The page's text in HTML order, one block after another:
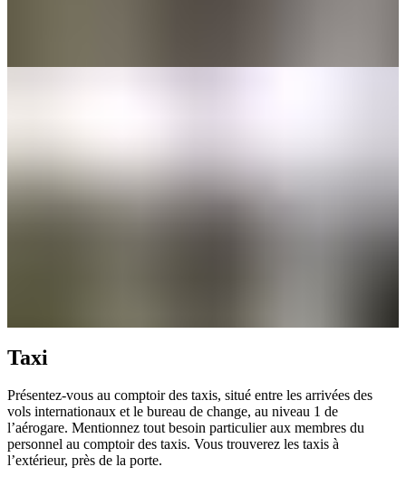
et
automatiques
Services
frontaliers
Observer
les
avions
Taxi
Présentez-vous au comptoir des taxis, situé entre les arrivées des
vols internationaux et le bureau de change, au niveau 1 de
l’aérogare. Mentionnez tout besoin particulier aux membres du
personnel au comptoir des taxis. Vous trouverez les taxis à
l’extérieur, près de la porte.